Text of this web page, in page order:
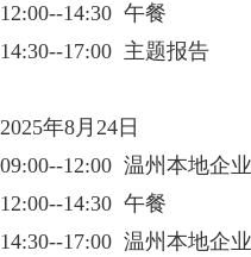
12:00--14:30 午餐
14:30--17:00 主题报告
2025年8月24日
09:00--12:00 温州本地企
12:00--14:30 午餐
14:30--17:00 温州本地企